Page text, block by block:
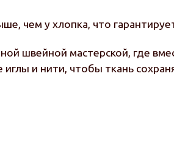
чем у хлопка, что
швейной мастерской, где
и нити, чтобы ткань